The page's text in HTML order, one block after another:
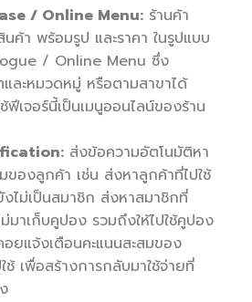
/ Online Menu: ร้านค้า
ค้า พร้อมรูป และราคา ในรูปแบบ
/ Online Menu ซึ่ง
และหมวดหมู่ หรือตามสาขาได้
ฟีเจอร์นี้เป็นเมนูออนไลน์ของร้าน
ส่งข้อความอัตโนมัติหา
องลูกค้า เช่น ส่งหาลูกค้าที่ไปใช้
งไม่เป็นสมาชิก ส่งหาสมาชิกที่
มาเก็บคูปอง รวมถึงให้ไปใช้คูปอง
ยแจ้งเตือนคะแนนสะสมของ
ช้ เพื่อสร้างการกลับมาใช้จ่ายที่